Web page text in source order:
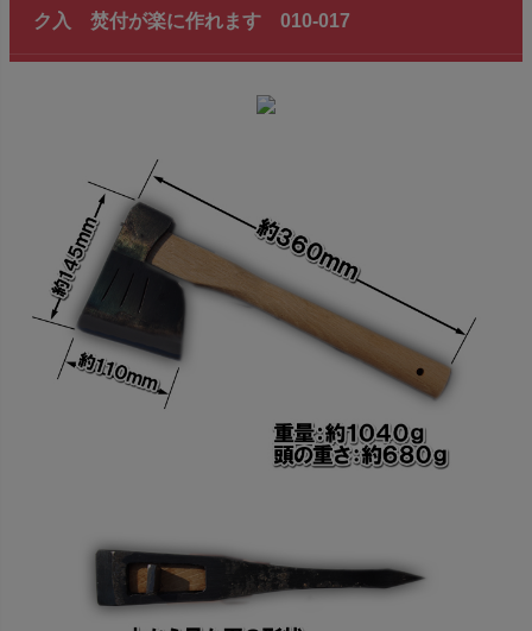
ク入 焚付が楽に作れます 010-017